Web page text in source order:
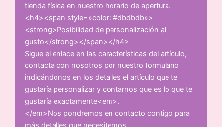
tienda física en nuestro horario de apertura.
<h4><span style=»color: #dbdbdb»>
<strong>Posibilidad de personalización al
gusto</strong></span></h4>
Sigue el enlace en las características del artículo,
contacta con nosotros por nuestro formulario
indicándonos en los detalles el artículo que te
gustaría personalizar y contarnos que es lo que te
gustaría exactamente<em>.
</em>Nos pondremos en contacto contigo para
más detalles que necesitemos.